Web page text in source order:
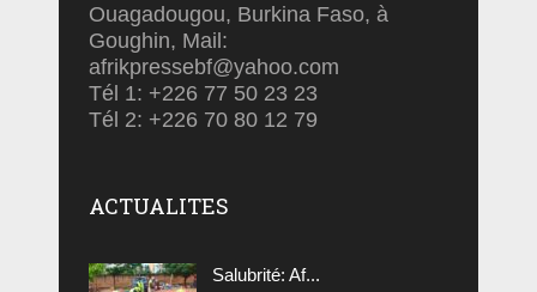
Ouagadougou, Burkina Faso, à
Goughin, Mail:
afrikpressebf@yahoo.com
Tél 1: +226 77 50 23 23
Tél 2: +226 70 80 12 79
ACTUALITES
Salubrité: Af...